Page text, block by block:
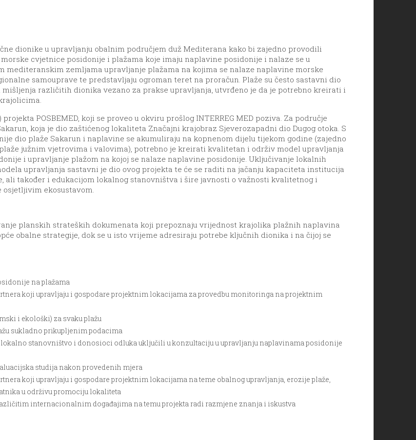
dionike u upravljanju obalnim područjem duž Mediterana kako bi zajedno provodili
cvjetnice posidonije i plažama koje imaju naplavine posidonije i nalaze se u
mediteranskim zemljama upravljanje plažama na kojima se nalaze naplavine morske
samouprave te predstavljaju ogroman teret na proračun. Plaže su često sastavni dio
različitih dionika vezano za prakse upravljanja, utvrđeno je da je potrebno kreirati i
POSBEMED, koji se proveo u okviru prošlog INTERREG MED poziva. Za područje
koja je dio zaštićenog lokaliteta Značajni krajobraz Sjeverozapadni dio Dugog otoka. S
dio plaže Sakarun i naplavine se akumuliraju na kopnenom dijelu tijekom godine (zajedno
južnim vjetrovima i valovima), potrebno je kreirati kvalitetan i održiv model upravljanja
i upravljanje plažom na kojoj se nalaze naplavine posidonije. Uključivanje lokalnih
upravljanja sastavni je dio ovog projekta te će se raditi na jačanju kapaciteta institucija
ali također i edukacijom lokalnog stanovništva i šire javnosti o važnosti kvalitetnog i
ekosustavom.
planskih strateških dokumenata koji prepoznaju vrijednost krajolika plažnih naplavina
obalne strategije, dok se u isto vrijeme adresiraju potrebe ključnih dionika i na čijoj se
na plažama
koji upravljaju i gospodare projektnim lokacijama za provedbu monitoringa na projektnim
i ekološki) za svaku plažu
sukladno prikupljenim podacima
stanovništvo i donosioci odluka uključili u konzultaciju u upravljanju naplavinama posidonije
studija nakon provedenih mjera
koji upravljaju i gospodare projektnim lokacijama na teme obalnog upravljanja, erozije plaže,
u održivu promociju lokaliteta
internacionalnim događajima na temu projekta radi razmjene znanja i iskustva